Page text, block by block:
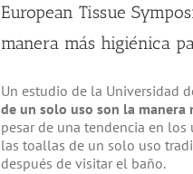
European Tissue
manera más higiénica
Un estudio de la Universidad
de un solo uso son la manera
pesar de una tendencia en
las toallas de un solo uso
después de visitar el baño.